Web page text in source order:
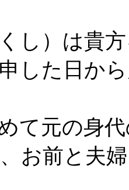
くし）は貴
した日か
めて元の身
お前と夫